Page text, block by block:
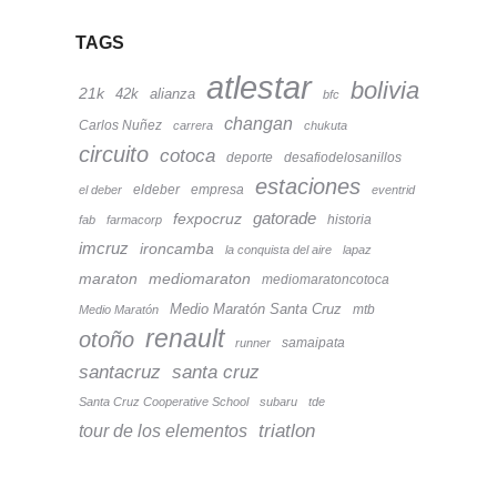
TAGS
21k 42k alianza atlestar bfc bolivia
Carlos Nuñez carrera changan chukuta
circuito cotoca deporte desafiodelosanillos
el deber eldeber empresa estaciones eventrid
fab farmacorp fexpocruz gatorade historia
imcruz ironcamba la conquista del aire lapaz
maraton mediomaraton mediomaratoncotoca
Medio Maratón Medio Maratón Santa Cruz mtb
otoño renault runner samaipata
santacruz santa cruz
Santa Cruz Cooperative School subaru tde
tour de los elementos triatlon